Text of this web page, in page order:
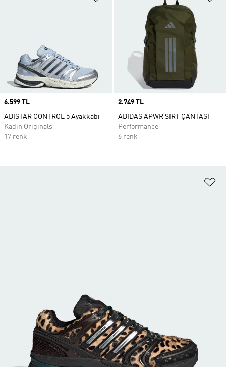
Price
6.599 TL
ADISTAR CONTROL 5 Ayakkabı
Kadın Originals
17 renk
Price
2.749 TL
ADIDAS APWR SIRT ÇANTASI
Performance
6 renk